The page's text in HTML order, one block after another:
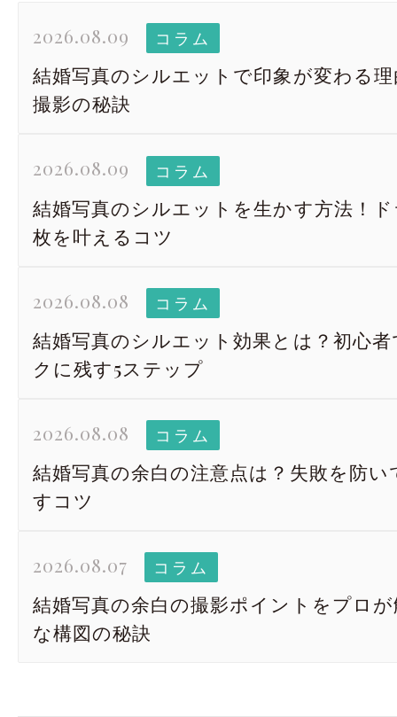
2026.08.09 コラム
結婚写真のシルエットで印象が変わる
撮影の秘訣
2026.08.09 コラム
結婚写真のシルエットを生かす方法！
枚を叶えるコツ
2026.08.08 コラム
結婚写真のシルエット効果とは？初心
クに残す5ステップ
2026.08.08 コラム
結婚写真の余白の注意点は？失敗を防
すコツ
2026.08.07 コラム
結婚写真の余白の撮影ポイントをプロ
な構図の秘訣